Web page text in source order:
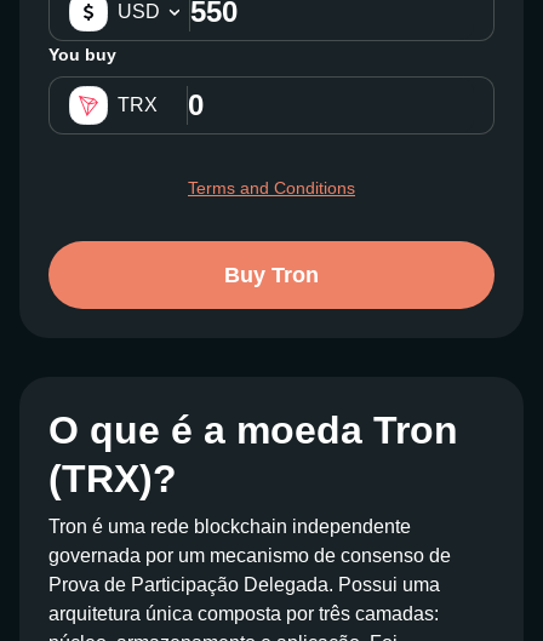
USD
You buy
TRX
Terms and Conditions
Buy Tron
O que é a moeda Tron
(TRX)?
Tron é uma rede blockchain independente
governada por um mecanismo de consenso de
Prova de Participação Delegada. Possui uma
arquitetura única composta por três camadas: